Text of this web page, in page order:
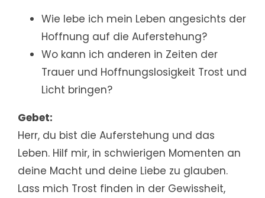
Wie lebe ich mein Leben angesichts der
Hoffnung auf die Auferstehung?
Wo kann ich anderen in Zeiten der
Trauer und Hoffnungslosigkeit Trost und
Licht bringen?
Gebet:
Herr, du bist die Auferstehung und das
Leben. Hilf mir, in schwierigen Momenten an
deine Macht und deine Liebe zu glauben.
Lass mich Trost finden in der Gewissheit,